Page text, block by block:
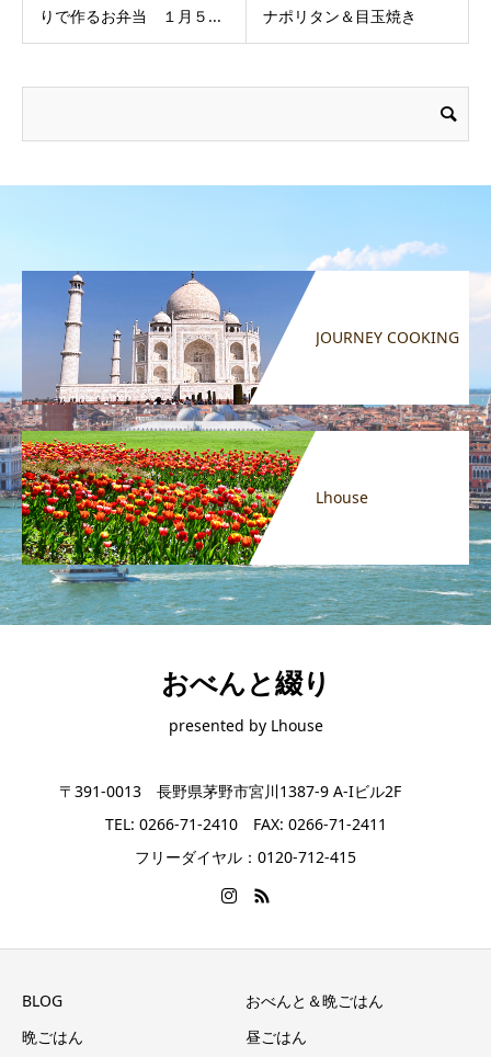
りで作るお弁当 １月５...
ナポリタン＆目玉焼き
JOURNEY COOKING
Lhouse
おべんと綴り
presented by Lhouse
〒391-0013 長野県茅野市宮川1387-9 A-Iビル2F
TEL: 0266-71-2410 FAX: 0266-71-2411
フリーダイヤル：0120-712-415
BLOG
おべんと＆晩ごはん
晩ごはん
昼ごはん